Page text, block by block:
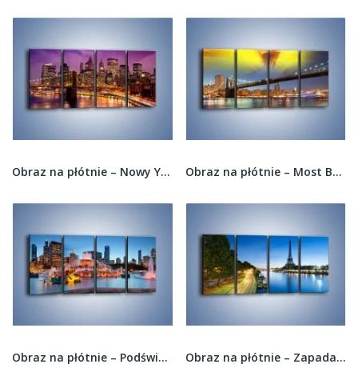
Obraz na płótnie – Nowy York pod fioletowym... Obraz na płótnie – Most Brookliński o zachodzie...
Obraz na płótnie – Podświetlona fontanna... Obraz na płótnie – Zapadający zmrok w Paryżu –...